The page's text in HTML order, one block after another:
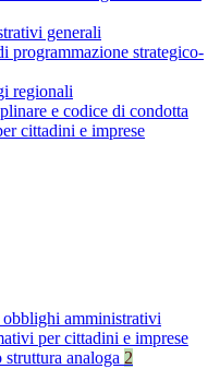
generali
programmazione strategico-
regionali
e codice di condotta
cittadini e imprese
obblighi amministrativi
per cittadini e imprese
analoga 2